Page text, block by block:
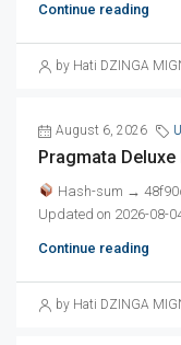
Continue reading
by Hati DZINGA
August 6, 2026
Pragmata
Hash-sum →
Updated on 2026-08-
Continue reading
by Hati DZINGA